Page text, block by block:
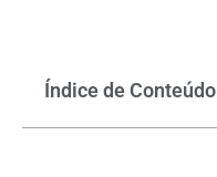
Índice de Conteúdo